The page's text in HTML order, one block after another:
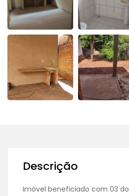
Descrição
Imóvel beneficiado com 03